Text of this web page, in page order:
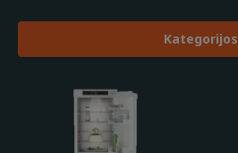
Kategorijos
Parduotuvė
Paslaugos
Kontaktai